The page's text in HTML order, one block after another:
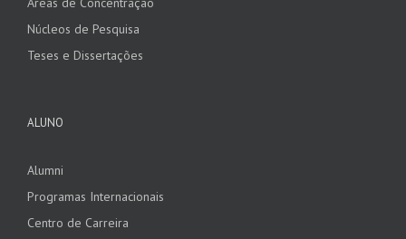
Núcleos de Pesquisa
Teses e Dissertações
ALUNO
Alumni
Programas Internacionais
Centro de Carreira